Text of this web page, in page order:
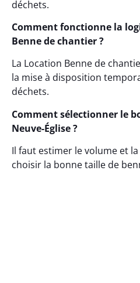
déchets.
Comment fonctionne la
Benne de chantier ?
La Location Benne de
la mise à disposition
déchets.
Comment sélectionner le
Neuve-Église ?
Il faut estimer le volume et
choisir la bonne taille de